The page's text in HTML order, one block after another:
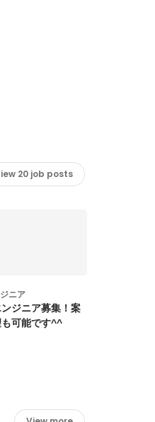
20 job posts
ニア
ジニア募集！案
可能です^^